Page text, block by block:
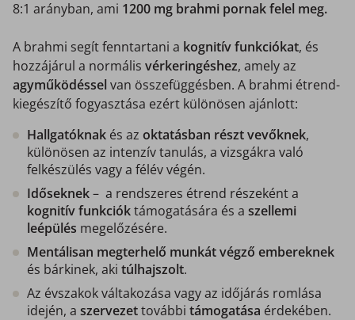
8:1 arányban, ami 1200 mg brahmi pornak felel meg.
A brahmi segít fenntartani a kognitív funkciókat, és
hozzájárul a normális vérkeringéshez, amely az
agyműködésselvan összefüggésben. A brahmi étrend-
kiegészítő fogyasztása ezért különösen ajánlott:
Hallgatóknak és az oktatásban részt vevőknek,
különösen az intenzív tanulás, a vizsgákra való
felkészülés vagy a félév végén.
Időseknek– a rendszeres étrend részeként a
kognitív funkcióktámogatására és a szellemi
leépülés megelőzésére.
Mentálisan megterhelő munkát végző embereknek
és bárkinek, aki túlhajszolt.
Az évszakok váltakozása vagy az időjárás romlása
idején, a szervezettovábbi támogatása érdekében.